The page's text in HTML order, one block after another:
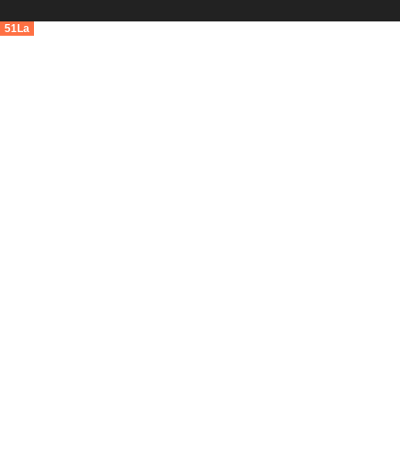
51La